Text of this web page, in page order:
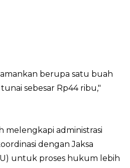
berupa satu buah
sebesar Rp44 ribu,"
melengkapi administrasi
dengan Jaksa
untuk proses hukum lebih